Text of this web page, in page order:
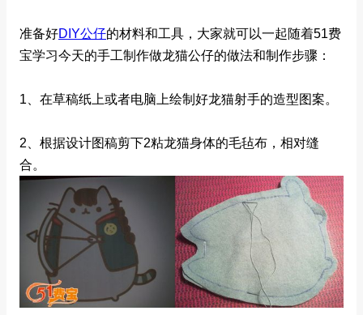
准备好DIY公仔的材料和工具，大家就可以一起随着51费
宝学习今天的手工制作做龙猫公仔的做法和制作步骤：
1、在草稿纸上或者电脑上绘制好龙猫射手的造型图案。
2、根据设计图稿剪下2粘龙猫身体的毛毡布，相对缝
合。